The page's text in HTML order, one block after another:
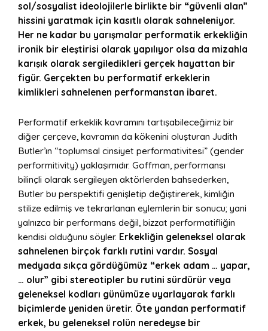
sol/sosyalist ideolojilerle birlikte bir “güvenli alan”
hissini yaratmak için kasıtlı olarak sahneleniyor.
Her ne kadar bu yarışmalar performatik erkekliğin
ironik bir eleştirisi olarak yapılıyor olsa da mizahla
karışık olarak sergiledikleri gerçek hayattan bir
figür. Gerçekten bu performatif erkeklerin
kimlikleri sahnelenen performanstan ibaret.
Performatif erkeklik kavramını tartışabileceğimiz bir
diğer çerçeve, kavramın da kökenini oluşturan Judith
Butler’ın “toplumsal cinsiyet performativitesi” (gender
performitivity) yaklaşımıdır. Goffman, performansı
bilinçli olarak sergileyen aktörlerden bahsederken,
Butler bu perspektifi genişletip değiştirerek, kimliğin
stilize edilmiş ve tekrarlanan eylemlerin bir sonucu; yani
yalnızca bir performans değil, bizzat performatifliğin
kendisi olduğunu söyler. Erkekliğin geleneksel olarak
sahnelenen birçok farklı rutini vardır. Sosyal
medyada sıkça gördüğümüz “erkek adam … yapar,
… olur” gibi stereotipler bu rutini sürdürür veya
geleneksel kodları günümüze uyarlayarak farklı
biçimlerde yeniden üretir. Öte yandan performatif
erkek, bu geleneksel rolün neredeyse bir